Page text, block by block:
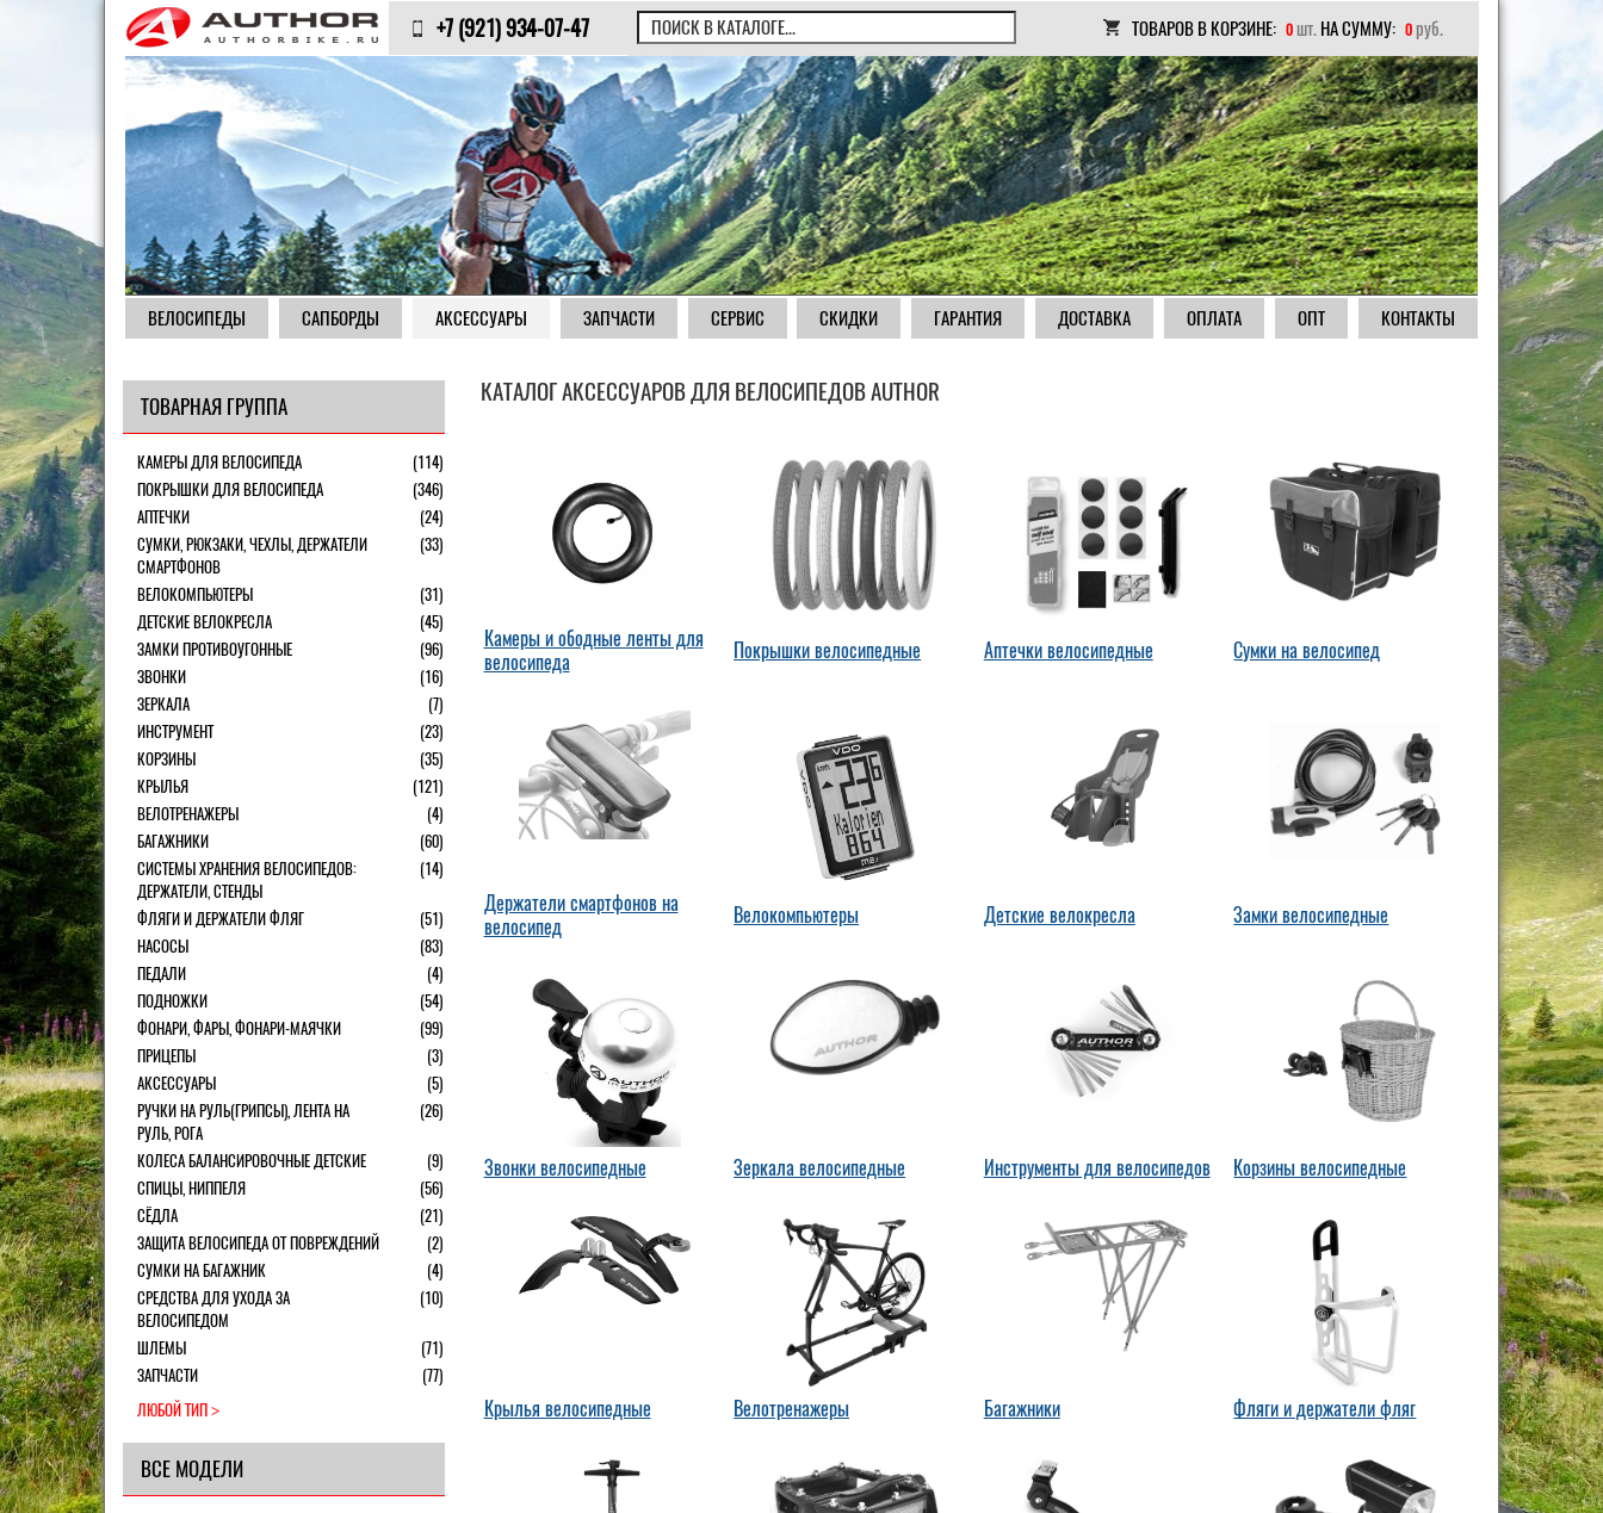
+7 (921) 934-07-47 ТОВАРОВ В КОРЗИНЕ: 0 шт. НА СУММУ: 0 руб.
ВЕЛОСИПЕДЫ САПБОРДЫ АКСЕССУАРЫ ЗАПЧАСТИ СЕРВИС СКИДКИ ГАРАНТИЯ ДОСТАВКА ОПЛАТА ОПТ КОНТАКТЫ
ТОВАРНАЯ ГРУППА
КАМЕРЫ ДЛЯ ВЕЛОСИПЕДА
(114)
ПОКРЫШКИ ДЛЯ ВЕЛОСИПЕДА
(346)
АПТЕЧКИ
(24)
СУМКИ, РЮКЗАКИ, ЧЕХЛЫ, ДЕРЖАТЕЛИ
СМАРТФОНОВ
(33)
ВЕЛОКОМПЬЮТЕРЫ
(31)
ДЕТСКИЕ ВЕЛОКРЕСЛА
(45)
ЗАМКИ ПРОТИВОУГОННЫЕ
(96)
ЗВОНКИ
(16)
ЗЕРКАЛА
(7)
ИНСТРУМЕНТ
(23)
КОРЗИНЫ
(35)
КРЫЛЬЯ
(121)
ВЕЛОТРЕНАЖЕРЫ
(4)
БАГАЖНИКИ
(60)
СИСТЕМЫ ХРАНЕНИЯ ВЕЛОСИПЕДОВ:
ДЕРЖАТЕЛИ, СТЕНДЫ
(14)
ФЛЯГИ И ДЕРЖАТЕЛИ ФЛЯГ
(51)
НАСОСЫ
(83)
ПЕДАЛИ
(4)
ПОДНОЖКИ
(54)
ФОНАРИ, ФАРЫ, ФОНАРИ-МАЯЧКИ
(99)
ПРИЦЕПЫ
(3)
АКСЕССУАРЫ
(5)
РУЧКИ НА РУЛЬ(ГРИПСЫ), ЛЕНТА НА
РУЛЬ, РОГА
(26)
КОЛЕСА БАЛАНСИРОВОЧНЫЕ ДЕТСКИЕ
(9)
СПИЦЫ, НИППЕЛЯ
(56)
СЁДЛА
(21)
ЗАЩИТА ВЕЛОСИПЕДА ОТ ПОВРЕЖДЕНИЙ
(2)
СУМКИ НА БАГАЖНИК
(4)
СРЕДСТВА ДЛЯ УХОДА ЗА
ВЕЛОСИПЕДОМ
(10)
ШЛЕМЫ
(71)
ЗАПЧАСТИ
(77)
ЛЮБОЙ ТИП
ВСЕ МОДЕЛИ
КАТАЛОГ АКСЕССУАРОВ ДЛЯ ВЕЛОСИПЕДОВ AUTHOR
Камеры и ободные ленты для
велосипеда
Покрышки велосипедные Аптечки велосипедные Сумки на велосипед
Держатели смартфонов на
велосипед
Велокомпьютеры Детские велокресла Замки велосипедные
Звонки велосипедные Зеркала велосипедные Инструменты для велосипедов Корзины велосипедные
Крылья велосипедные Велотренажеры Багажники Фляги и держатели фляг